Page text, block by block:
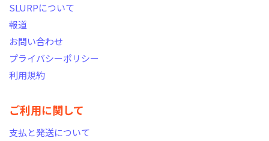
SLURPについて
報道
お問い合わせ
プライバシーポリシー
利用規約
ご利用に関して
支払と発送について